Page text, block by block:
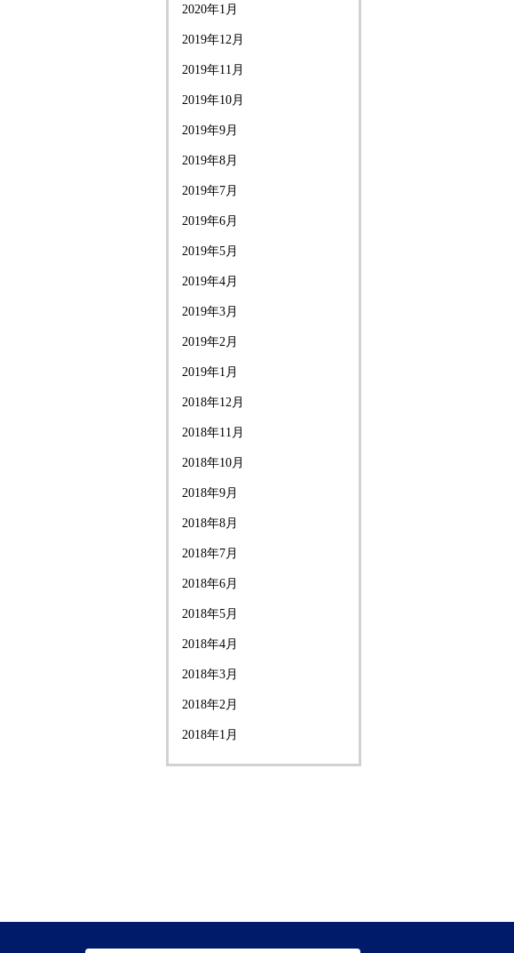
2020年1月
2019年12月
2019年11月
2019年10月
2019年9月
2019年8月
2019年7月
2019年6月
2019年5月
2019年4月
2019年3月
2019年2月
2019年1月
2018年12月
2018年11月
2018年10月
2018年9月
2018年8月
2018年7月
2018年6月
2018年5月
2018年4月
2018年3月
2018年2月
2018年1月